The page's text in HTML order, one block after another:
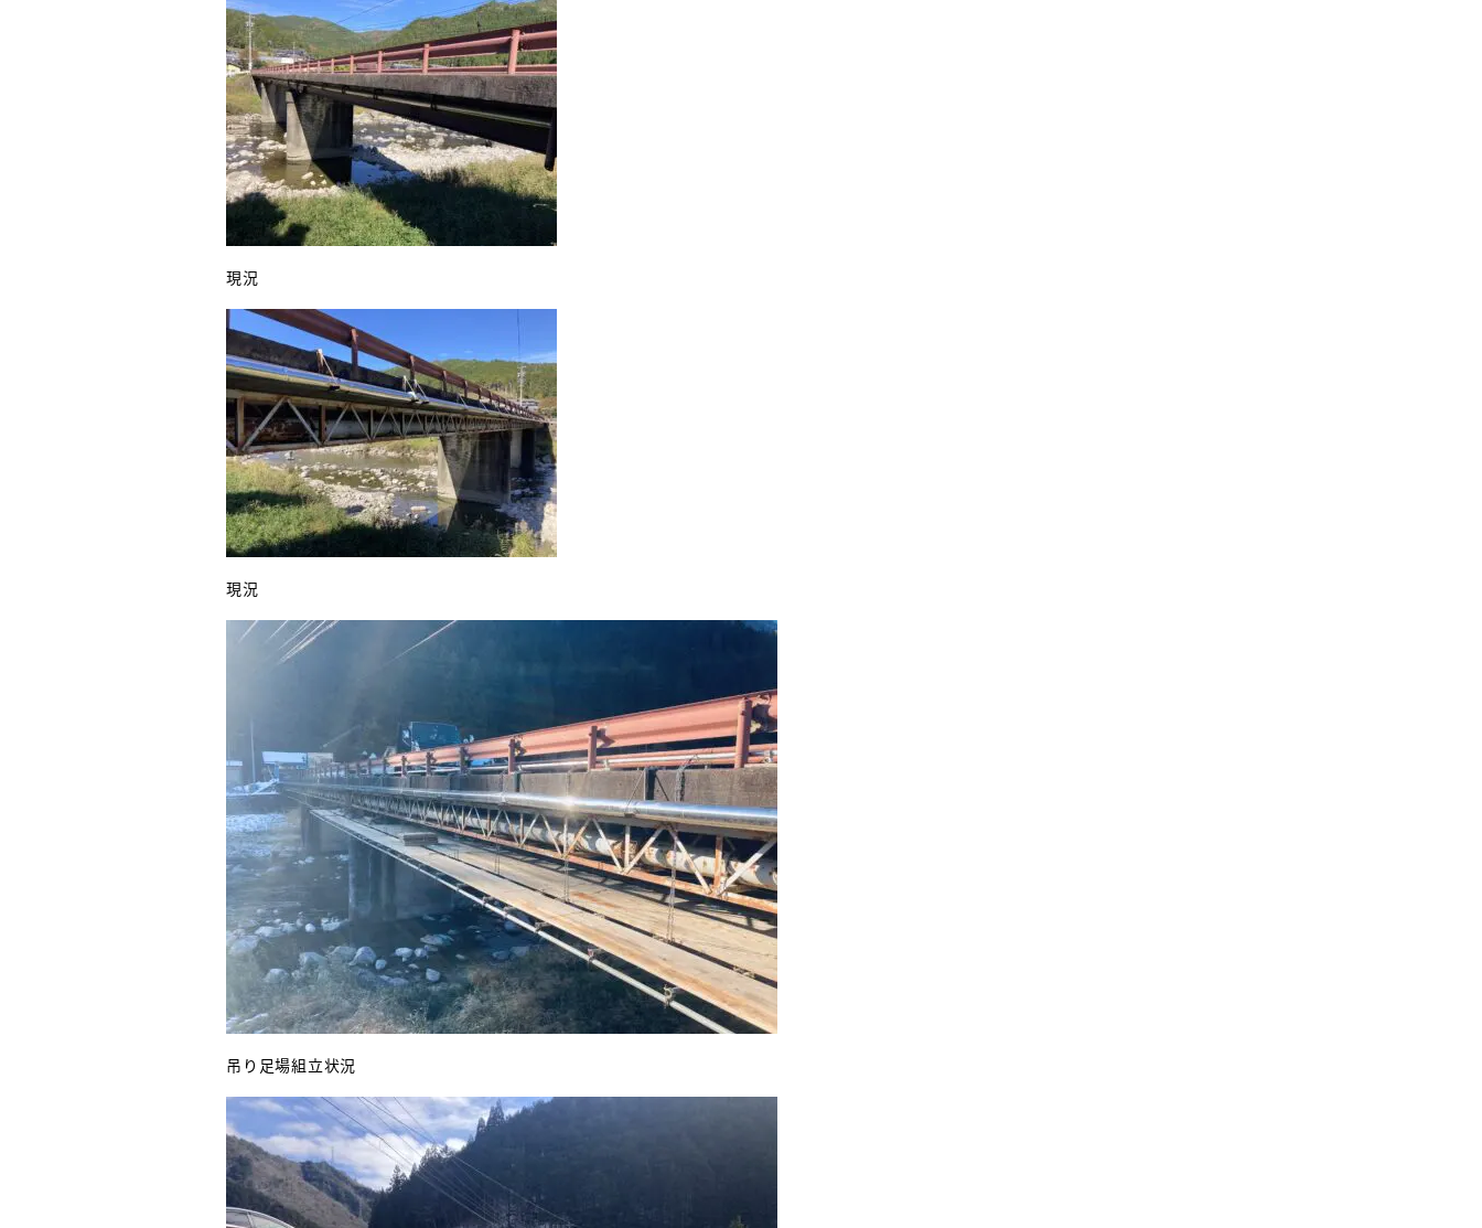
現況
現況
吊り足場組立状況